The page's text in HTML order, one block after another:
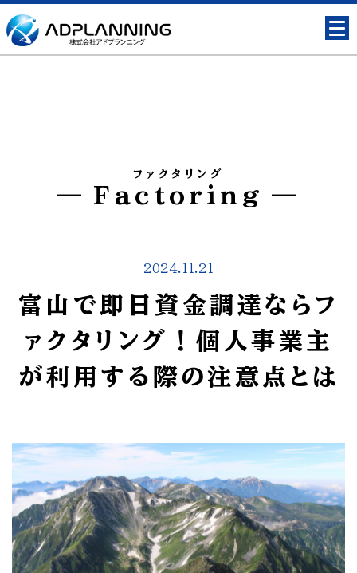
ファクタリング
Factoring
2024.11.21
富山で即日資金調達ならフ
ァクタリング！個人事業主
が利用する際の注意点とは